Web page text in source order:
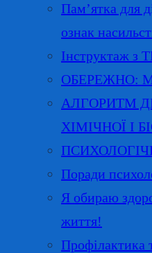
Пам’ятка для
ознак
Інструктаж з
ОБЕРЕЖНО:
АЛГОРИТМ
ХІМІЧНОЇ І
Поради
Я обираю
життя!
Профілактика